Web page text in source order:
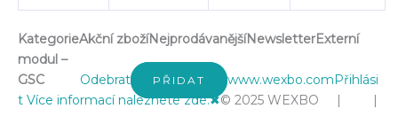
KategorieAkční zbožíNejprodávanějšíNewsletterExterní
modul –
GSC
Odebrat PŘIDAT www.wexbo.comPřihlási
t Více informací naleznete zde.✖© 2025 WEXBO | |